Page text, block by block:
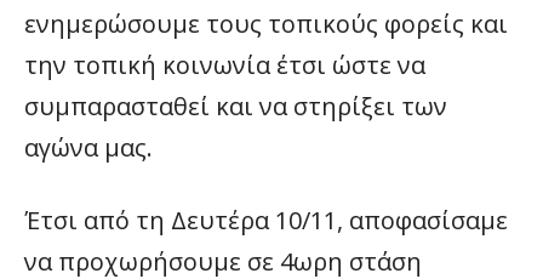
ενημερώσουμε τους τοπικούς φορείς και
την τοπική κοινωνία έτσι ώστε να
συμπαρασταθεί και να στηρίξει των
αγώνα μας.
Έτσι από τη Δευτέρα 10/11, αποφασίσαμε
να προχωρήσουμε σε 4ωρη στάση